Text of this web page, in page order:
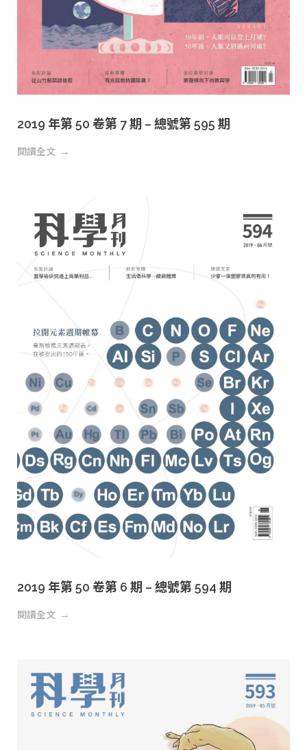
2019 年第 50 卷第 7 期 – 總號第 595 期
閱讀全文
2019 年第 50 卷第 6 期 – 總號第 594 期
閱讀全文